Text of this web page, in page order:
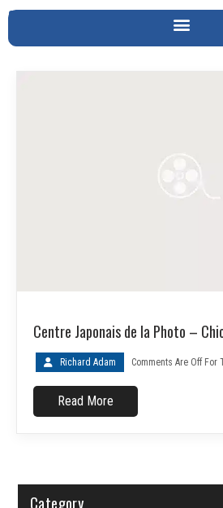
Centre Japonais de la Photo –
Richard Adam Comments Are Off For
Read More
Category